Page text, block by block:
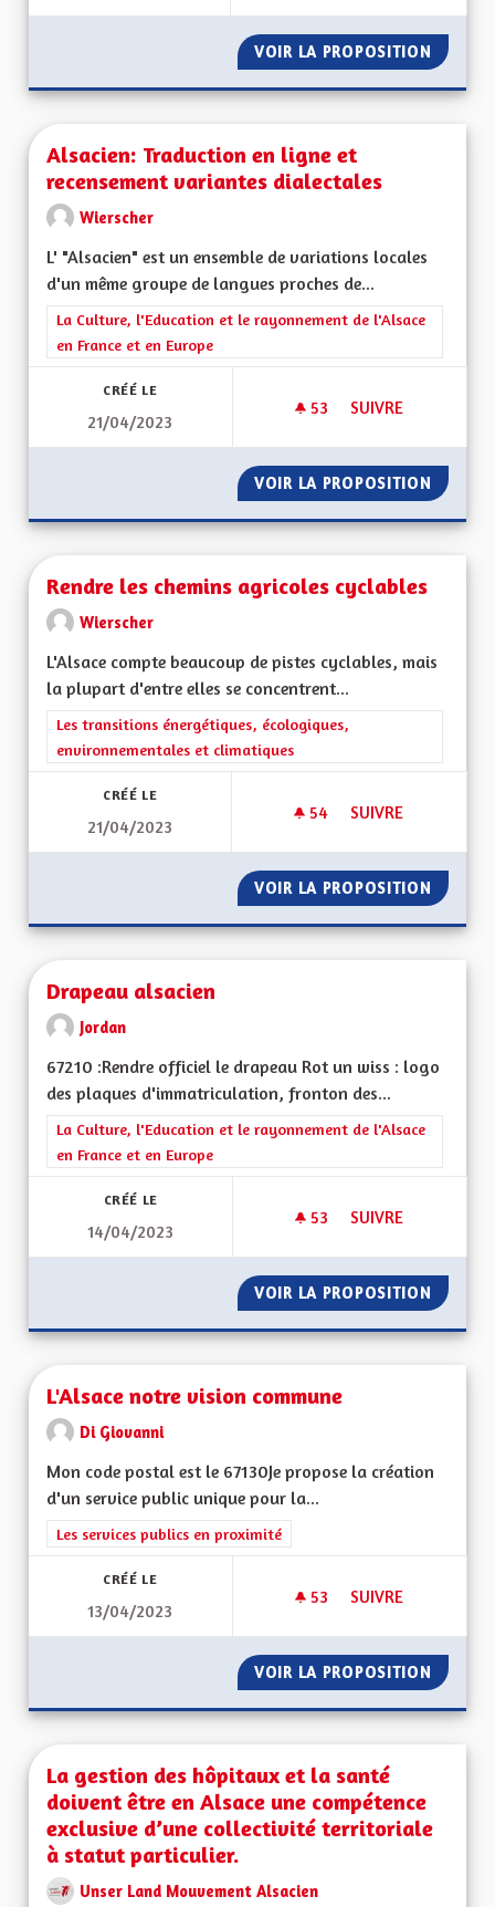
VOIR LA PROPOSITION
Alsacien: Traduction en ligne et
recensement variantes dialectales
Wierscher
L' "Alsacien" est un ensemble de variations locales
d'un même groupe de langues proches de...
Filtrer les résultats de la catégorie : La Culture, l'Education et
La Culture, l'Education et le rayonnement de l'Alsace
en France et en Europe
CRÉÉ LE
21/04/2023
53 53 ABONNÉS
SUIVRE
VOIR LA PROPOSITION
Rendre les chemins agricoles cyclables
Wierscher
L'Alsace compte beaucoup de pistes cyclables, mais
la plupart d'entre elles se concentrent...
Filtrer les résultats de la catégorie : Les transitions
Les transitions énergétiques, écologiques,
environnementales et climatiques
CRÉÉ LE
21/04/2023
54 54 ABONNÉS
SUIVRE
VOIR LA PROPOSITION
Drapeau alsacien
Jordan
67210 :Rendre officiel le drapeau Rot un wiss : logo
des plaques d'immatriculation, fronton des...
Filtrer les résultats de la catégorie : La Culture, l'Education et
La Culture, l'Education et le rayonnement de l'Alsace
en France et en Europe
CRÉÉ LE
14/04/2023
53 53 ABONNÉS
SUIVRE
VOIR LA PROPOSITION
L'Alsace notre vision commune
Di Giovanni
Mon code postal est le 67130Je propose la création
d'un service public unique pour la...
Filtrer les résultats de la catégorie : Les services publics en
Les services publics en proximité
CRÉÉ LE
13/04/2023
53 53 ABONNÉS
SUIVRE
VOIR LA PROPOSITION
La gestion des hôpitaux et la santé
doivent être en Alsace une compétence
exclusive d’une collectivité territoriale
à statut particulier.
Unser Land Mouvement Alsacien